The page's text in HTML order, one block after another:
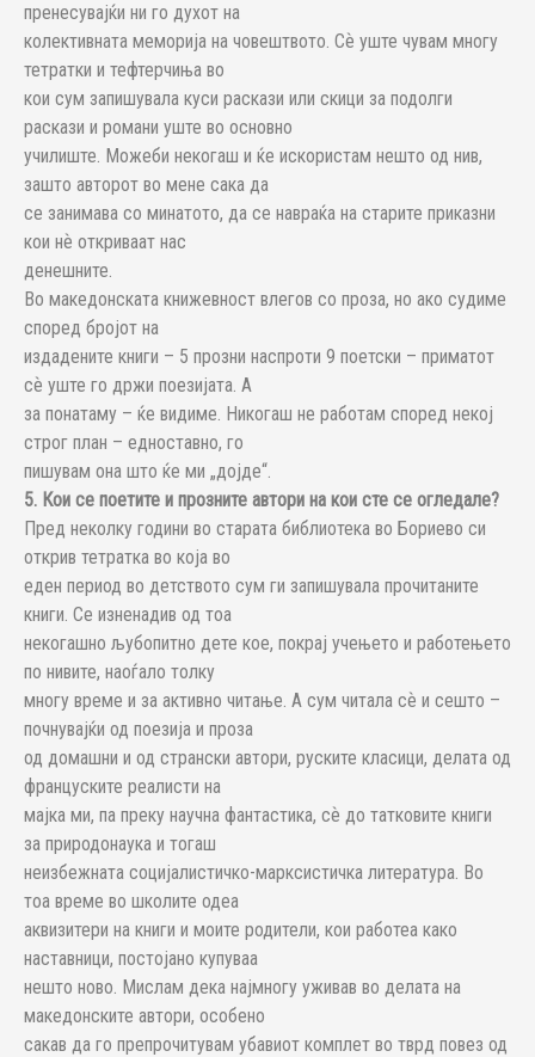
пренесувајќи ни го духот на
колективната меморија на човештвото. Сѐ уште чувам многу
тетратки и тефтерчиња во
кои сум запишувала куси раскази или скици за подолги
раскази и романи уште во основно
училиште. Можеби некогаш и ќе искористам нешто од нив,
зашто авторот во мене сака да
се занимава со минатото, да се навраќа на старите приказни
кои нѐ откриваат нас
денешните.
Во македонската книжевност влегов со проза, но ако судиме
според бројот на
издадените книги – 5 прозни наспроти 9 поетски – приматот
сѐ уште го држи поезијата. А
за понатаму – ќе видиме. Никогаш не работам според некој
строг план – едноставно, го
пишувам она што ќе ми „дојде“.
5. Кои се поетите и прозните автори на кои сте се огледале?
Пред неколку години во старата библиотека во Бориево си
открив тетратка во која во
еден период во детството сум ги запишувала прочитаните
книги. Се изненадив од тоа
некогашно љубопитно дете кое, покрај учењето и работењето
по нивите, наоѓало толку
многу време и за активно читање. А сум читала сѐ и сешто –
почнувајќи од поезија и проза
од домашни и од странски автори, руските класици, делата од
француските реалисти на
мајка ми, па преку научна фантастика, сѐ до татковите книги
за природонаука и тогаш
неизбежната социјалистичко-марксистичка литература. Во
тоа време во школите одеа
аквизитери на книги и моите родители, кои работеа како
наставници, постојано купуваа
нешто ново. Мислам дека најмногу уживав во делата на
македонските автори, особено
сакав да го препрочитувам убавиот комплет во тврд повез од